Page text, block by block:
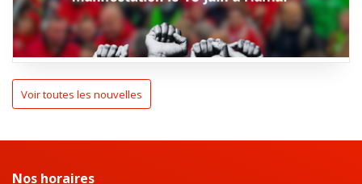
Voir toutes les nouvelles
Nos horaires